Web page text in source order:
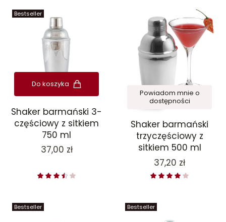
Bestseller
Do koszyka
Shaker barmański 3-
częściowy z sitkiem
750 ml
Cena
37,00 zł
Powiadom mnie o
dostępności
Shaker barmański
trzyczęściowy z
sitkiem 500 ml
Cena
37,20 zł
Bestseller Bestseller